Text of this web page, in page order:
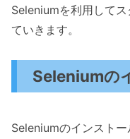
Seleniumを利用して
ていきます。
Seleniumの
Seleniumのインスト